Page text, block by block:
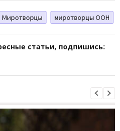
Миротворцы миротворцы ООН
статьи, подпишись: